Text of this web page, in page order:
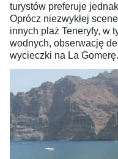
turystów preferuje
Oprócz niezwykłej
innych plaż Teneryfy, w
wodnych, obserwację
wycieczki na La Gomerę.